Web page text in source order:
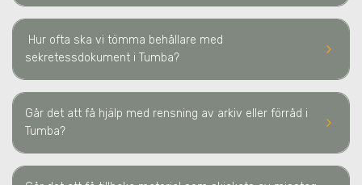
keyboard_arrow_right
Hur ofta ska vi tömma behållare med
sekretessdokument i Tumba?
keyboard_arrow_right
Går det att få hjälp med rensning av arkiv eller förråd i
Tumba?